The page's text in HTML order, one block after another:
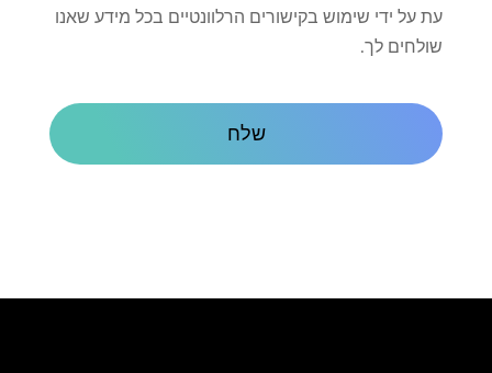
קשר
עת על ידי שימוש בקישורים הרלוונטיים בכל מידע שאנו
שולחים לך.